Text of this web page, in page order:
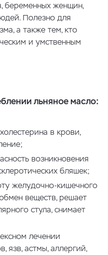
беременных женщин,
Полезно для
а также тем, кто
и умственным
льняное масло:
в крови,
возникновения
бляшек;
желудочно-кишечного
веществ, решает
стула, снимает
лечении
язв, астмы, аллергий,